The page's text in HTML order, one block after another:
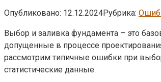
Опубликовано: 12.12.2024Рубрика:
Выбор и заливка фундамента – это
допущенные в процессе
рассмотрим типичные ошибки при
статистические данные.